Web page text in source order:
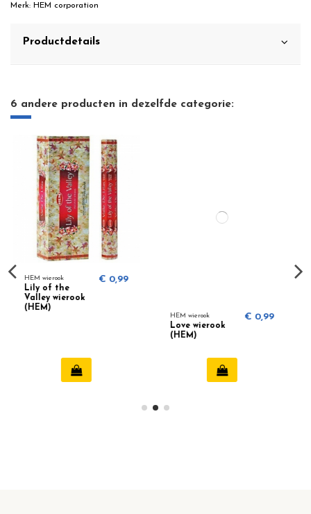
Merk: HEM corporation
Productdetails
6 andere producten in dezelfde categorie:
HEM wierook
Sage wierook -